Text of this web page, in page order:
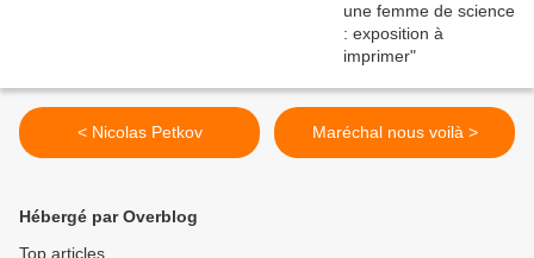
< Nicolas Petkov Maréchal nous voilà >
Hébergé par Overblog
Top articles